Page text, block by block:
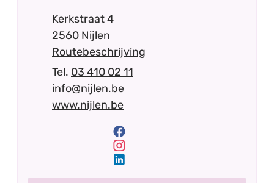
AdresKerkstraat 4
,2560 Nijlen
Routebeschrijving
03 410 02 11
E-mailinfo@nijlen.be
Websitewww.nijlen.be
Onthaal gemeentehuis
Onthaal gemeentehuis
Onthaal gemeentehuis